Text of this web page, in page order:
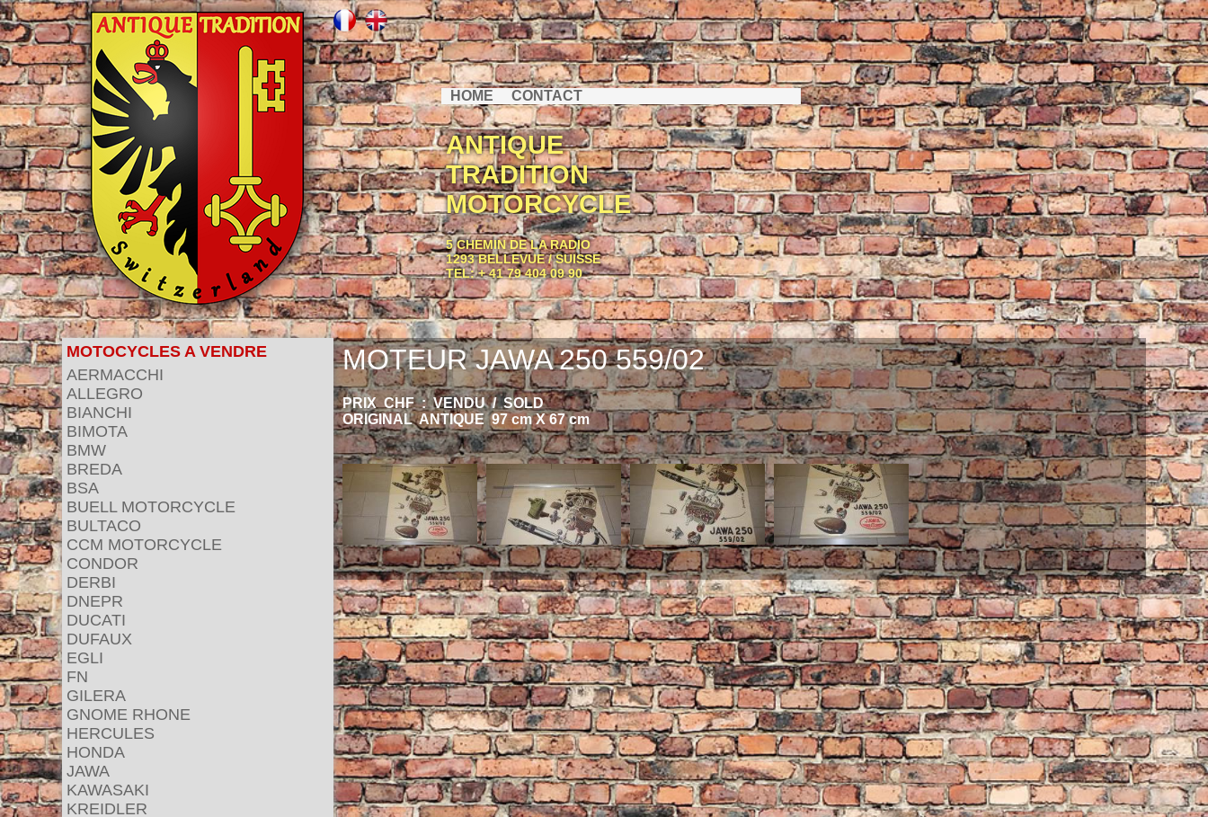
HOME CONTACT
ANTIQUE
TRADITION
MOTORCYCLE
5 CHEMIN DE LA RADIO
1293 BELLEVUE / SUISSE
TEL: + 41 79 404 09 90
MOTOCYCLES A VENDRE
AERMACCHI
ALLEGRO
BIANCHI
BIMOTA
BMW
BREDA
BSA
BUELL MOTORCYCLE
BULTACO
CCM MOTORCYCLE
CONDOR
DERBI
DNEPR
DUCATI
DUFAUX
EGLI
FN
GILERA
GNOME RHONE
HERCULES
HONDA
JAWA
KAWASAKI
KREIDLER
MOTEUR JAWA 250 559/02
PRIX CHF : VENDU / SOLD
ORIGINAL ANTIQUE 97 cm X 67 cm